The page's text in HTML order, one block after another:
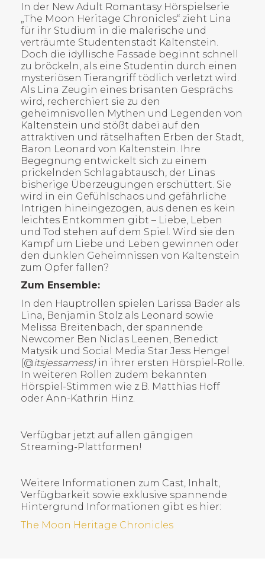
In der New Adult Romantasy Hörspielserie
„The Moon Heritage Chronicles“ zieht Lina
für ihr Studium in die malerische und
verträumte Studentenstadt Kaltenstein.
Doch die idyllische Fassade beginnt schnell
zu bröckeln, als eine Studentin durch einen
mysteriösen Tierangriff tödlich verletzt wird.
Als Lina Zeugin eines brisanten Gesprächs
wird, recherchiert sie zu den
geheimnisvollen Mythen und Legenden von
Kaltenstein und stößt dabei auf den
attraktiven und rätselhaften Erben der Stadt,
Baron Leonard von Kaltenstein. Ihre
Begegnung entwickelt sich zu einem
prickelnden Schlagabtausch, der Linas
bisherige Überzeugungen erschüttert. Sie
wird in ein Gefühlschaos und gefährliche
Intrigen hineingezogen, aus denen es kein
leichtes Entkommen gibt – Liebe, Leben
und Tod stehen auf dem Spiel. Wird sie den
Kampf um Liebe und Leben gewinnen oder
den dunklen Geheimnissen von Kaltenstein
zum Opfer fallen?
Zum Ensemble:
In den Hauptrollen spielen Larissa Bader als
Lina, Benjamin Stolz als Leonard sowie
Melissa Breitenbach, der spannende
Newcomer Ben Niclas Leenen, Benedict
Matysik und Social Media Star Jess Hengel
(@itsjessamess) in ihrer ersten Hörspiel-Rolle.
In weiteren Rollen zudem bekannten
Hörspiel-Stimmen wie z.B. Matthias Hoff
oder Ann-Kathrin Hinz.
Verfügbar jetzt auf allen gängigen
Streaming-Plattformen!
Weitere Informationen zum Cast, Inhalt,
Verfügbarkeit sowie exklusive spannende
Hintergrund Informationen gibt es hier:
The Moon Heritage Chronicles